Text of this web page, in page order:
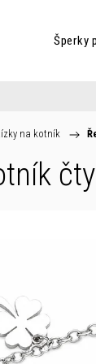
Šperky
na kotník /